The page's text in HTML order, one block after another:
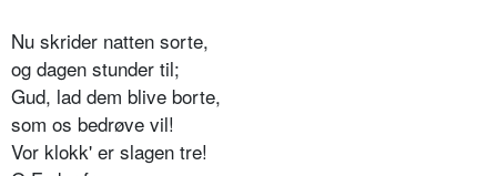
Nu skrider natten sorte,
og dagen stunder til;
Gud, lad dem blive borte,
som os bedrøve vil!
Vor klokk' er slagen tre!